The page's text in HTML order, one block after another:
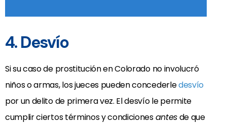
4. Desvío
Si su caso de prostitución en Colorado no involucró
niños o armas, los jueces pueden concederledesvío
por un delito de primera vez. El desvío le permite
cumplir ciertos términos y condicionesantesde que